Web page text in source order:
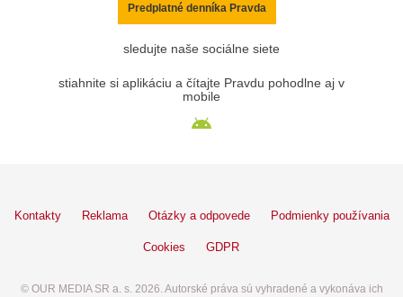
Predplatné denníka Pravda
sledujte naše sociálne siete
stiahnite si aplikáciu a čítajte Pravdu pohodlne aj v
mobile
Kontakty Reklama Otázky a odpovede Podmienky používania
Cookies GDPR
© OUR MEDIA SR a. s. 2026. Autorské práva sú vyhradené a vykonáva ich